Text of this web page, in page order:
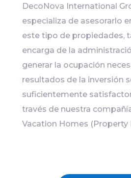
DecoNova International
especializa de asesorarlo
este tipo de propiedades,
encarga de la
generar la ocupación
resultados de la inversión
suficientemente
través de nuestra
Vacation Homes (Property